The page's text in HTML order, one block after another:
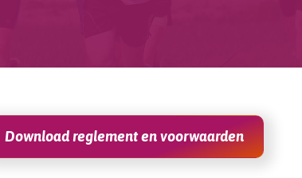
Download reglement en voorwaarden